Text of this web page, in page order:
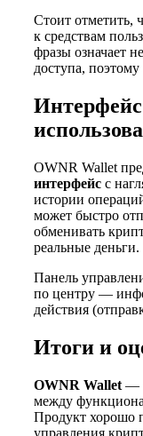
Стоит отметить,
к средствам
фразы означает
доступа, поэтому
Интерфейс
OWNR Wallet
интерфейс с
истории
может быстро
обменивать
реальные деньги.
Панель
по центру —
действия
Итоги и
OWNR Wallet —
между
Продукт хорошо
управления